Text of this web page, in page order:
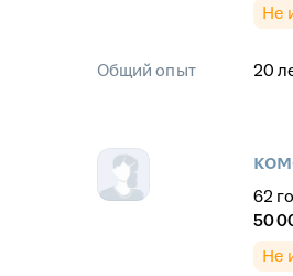
Не
Общий опыт 20
62
50
Не